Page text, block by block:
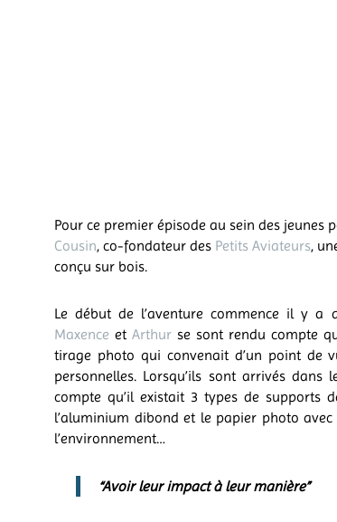
Pour ce premier épisode au sein des jeunes
Cousin, co-fondateur des Petits Aviateurs,
conçu sur bois.
Le début de l’aventure commence il y a
Maxence etArthur se sont rendu compte
tirage photo qui convenait d’un point de
personnelles. Lorsqu’ils sont arrivés dans
compte qu’il existait 3 types de supports
l’aluminium dibond et le papier photo
l’environnement…
“Avoir leur impact à leur manière”